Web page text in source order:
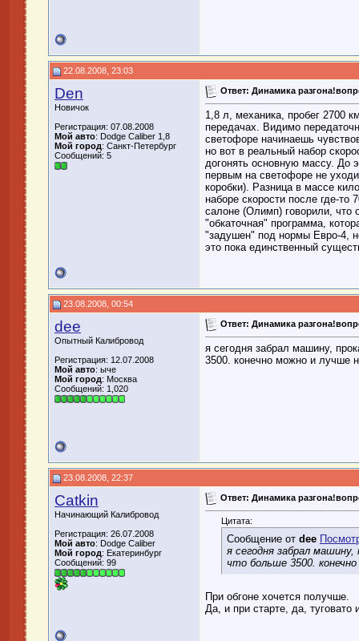
22.08.2008, 23:03
Den
Новичок
Регистрация: 07.08.2008
Мой авто: Dodge Caliber 1,8
Мой город: Санкт-Петербург
Сообщений: 5
Ответ: Динамика
1,8 л, механика, пробег 2700
передачах. Видимо
светофоре начинаешь
но вот в реальный набор
догонять основную массу. До
первым на светофоре не
коробки). Разница в массе
наборе скорости после где-то
салоне (Олимп) говорили, что
"обкаточная" программа,
"задушен" под нормы Евро-4,
это пока единственный
23.08.2008, 00:54
dee
Опытный Калибровод
Регистрация: 12.07.2008
Мой авто: ыче
Мой город: Москва
Сообщений: 1,020
Ответ: Динамика
я сегодня забрал машину,
3500. конечно можно и лучше
23.08.2008, 22:37
Catkin
Начинающий Калибровод
Регистрация: 26.07.2008
Мой авто: Dodge Caliber
Мой город: Екатеринбург
Сообщений: 99
Ответ: Динамика
Цитата:
Сообщение от dee
я сегодня забрал
что больше 3500.
При обгоне хочется получше.
Да, и при старте, да,